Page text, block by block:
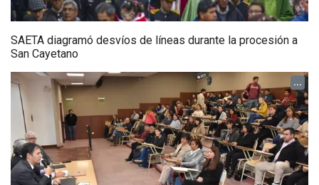
SAETA diagramó desvíos de líneas durante la procesión a
San Cayetano
...